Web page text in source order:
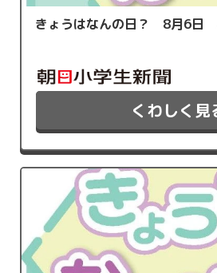
きょうはなんの日？ 8月6日
くわしく見